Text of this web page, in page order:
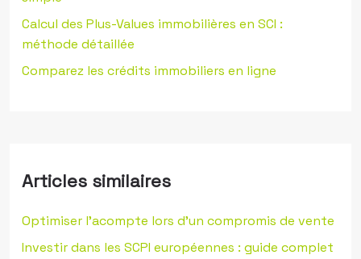
Calcul des Plus-Values immobilières en SCI :
méthode détaillée
Comparez les crédits immobiliers en ligne
Articles similaires
Optimiser l’acompte lors d’un compromis de vente
Investir dans les SCPI européennes : guide complet